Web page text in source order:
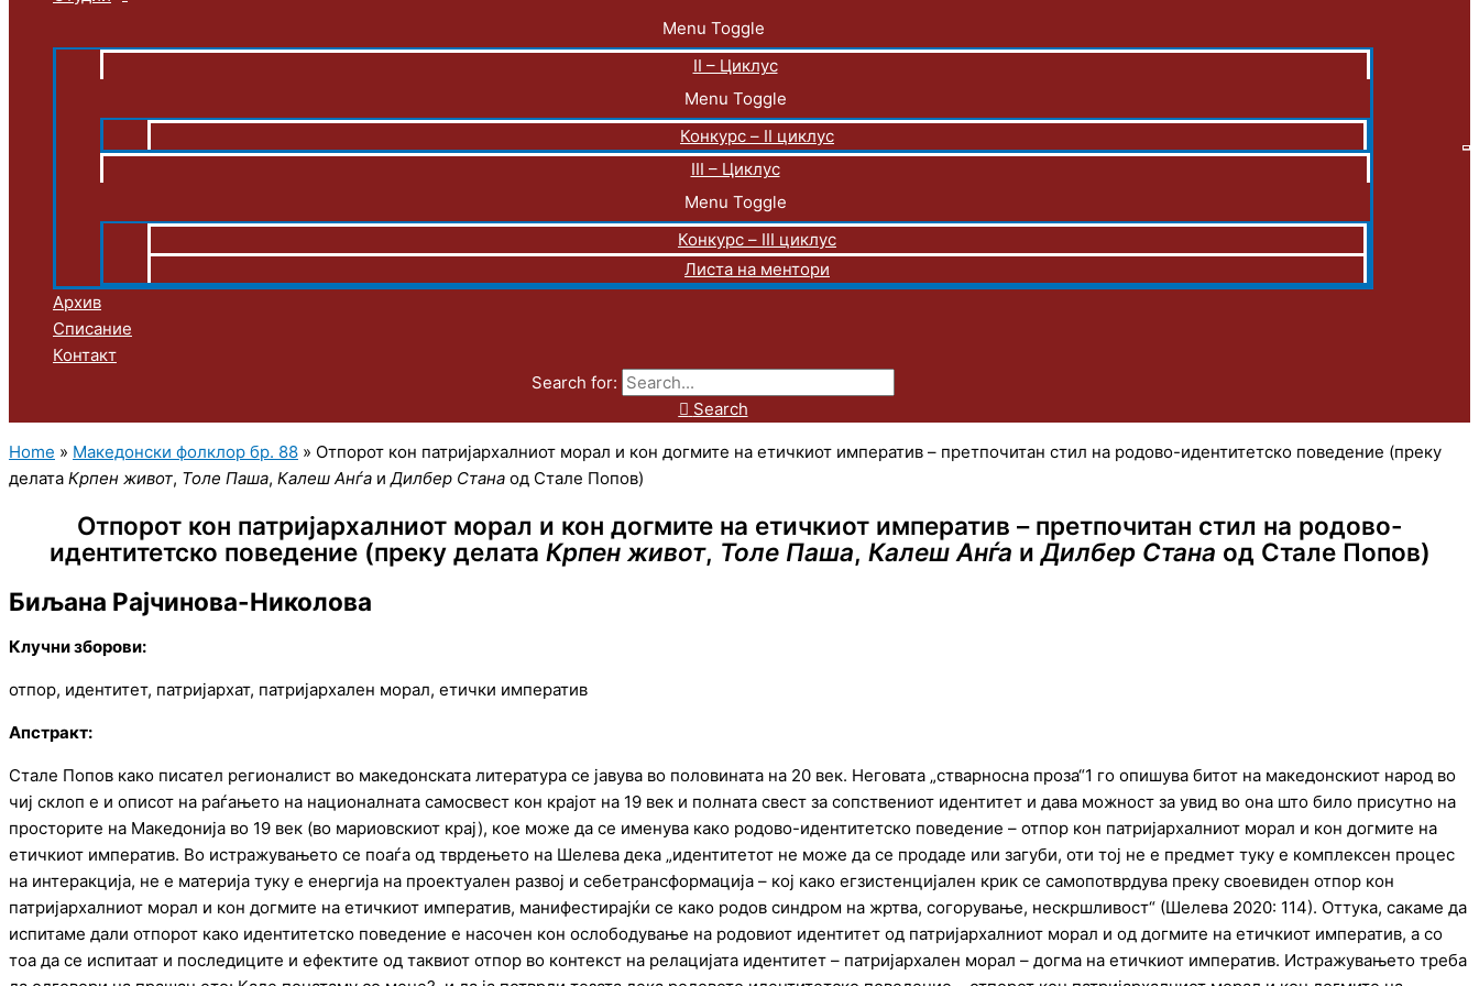
Menu Toggle
II – Циклус
Menu Toggle
Конкурс – II циклус
III – Циклус
Menu Toggle
Конкурс – III циклус
Листа на ментори
Архив
Списание
Контакт
Search for:
Search
Home » Македонски фолклор бр. 88 » Отпорот кон патријархалниот морал и кон догмите на етичкиот императив – претпочитан стил на родово-идентитетско поведение (преку
делата Крпен живот, Толе Паша, Калеш Анѓа иДилбер Стана од Стале Попов)
Отпорот кон патријархалниот морал и кон догмите на етичкиот императив – претпочитан стил на родово-
идентитетско поведение (преку делата Крпен живот, Толе Паша, Калеш Анѓа иДилбер Стана од Стале Попов)
Биљана Рајчинова-Николова
Клучни зборови:
отпор, идентитет, патријархат, патријархален морал, етички императив
Апстракт:
Стале Попов како писател регионалист во македонската литература ce јавува во половината на 20 век. Неговата „стварносна проза“1 го опишува битот на македонскиот народ во
чиј склоп е и описот на раѓањето на националната самосвест кон крајот на 19 век и полната свест за сопствениот идентитет и дава можност за увид во она што било присутно на
просторите на Македонија во 19 век (во мариовскиот крај), кое може да се именува како родово-идентитетско поведение – отпор кон патријархалниот морал и кон догмите на
етичкиот императив. Во истражувањето се поаѓа од тврдењето на Шелева дека „идентитетот не може да се продаде или загуби, оти тој не е предмет туку е комплексен процес
на интеракција, не е материја туку е енергија на проектуален развој и себетрансформација – кој како егзистенцијален крик се самопотврдува преку своевиден отпор кон
патријархалниот морал и кон догмите на етичкиот императив, манифестирајќи се како родов синдром на жртва, согорување, нескршливост“ (Шелева 2020: 114). Оттука, сакаме да
испитаме дали отпорот како идентитетско поведение е насочен кон ослободување на родовиот идентитет од патријархалниот морал и од догмите на етичкиот императив, а со
тоа да се испитаат и последиците и ефектите од таквиот отпор во контекст на релацијата идентитет – патријархален морал – догма на етичкиот императив. Истражувањето треба